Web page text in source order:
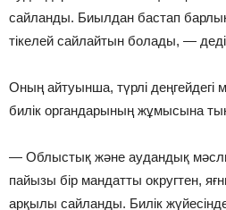
сайланды. Биылдан бастап
тікелей сайлайтын болады, —
Оның айтуынша, түрлі деңгейдегі
билік органдарының жұмысына
— Облыстық және аудандық
пайызы бір мандатты округтен,
арқылы сайланды. Билік